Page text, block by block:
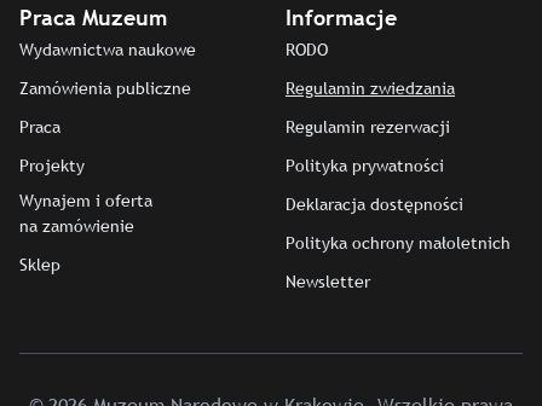
Praca Muzeum
Wydawnictwa naukowe
Zamówienia publiczne
Praca
Projekty
Wynajem i oferta
na zamówienie
Sklep
Informacje
RODO
Regulamin zwiedzania
Regulamin rezerwacji
Polityka prywatności
Deklaracja dostępności
Polityka ochrony małoletnich
Newsletter